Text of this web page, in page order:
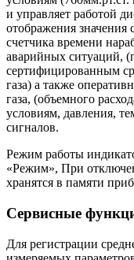
и управляет работой
отображения значения
счетчика времени
аварийных ситуаций,
сертифицированным
газа) а также
газа, (объемного
условиям, давления,
сигналов.
Режим работы
«Режим», При
хранятся в памяти
Сервисные
Для регистрации